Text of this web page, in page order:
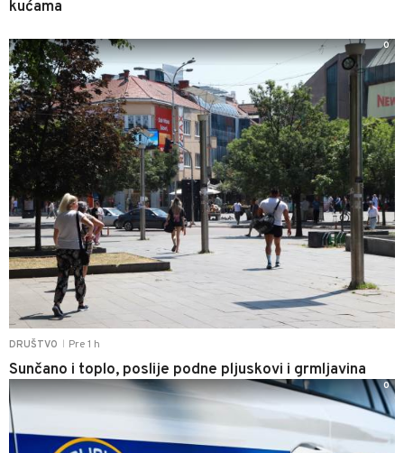
kućama
DRUŠTVO Pre 1 h
Sunčano i toplo, poslije podne pljuskovi i grmljavina
0
0